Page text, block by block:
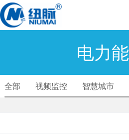
电力
全部 视频监控 智慧城市